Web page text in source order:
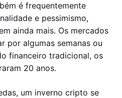
é frequentemente
e pessimismo,
ainda mais. Os mercados
por algumas semanas ou
financeiro tradicional, os
20 anos.
um inverno cripto se